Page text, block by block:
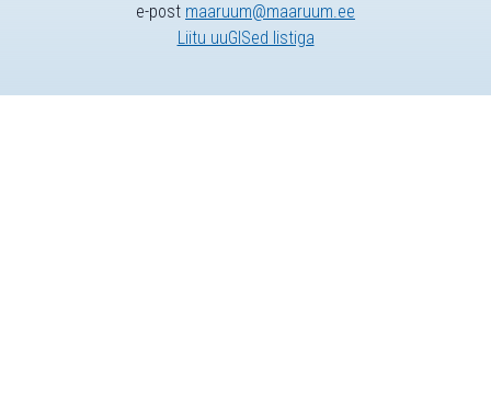
e-post maaruum@maaruum.ee
Liitu uuGISed listiga